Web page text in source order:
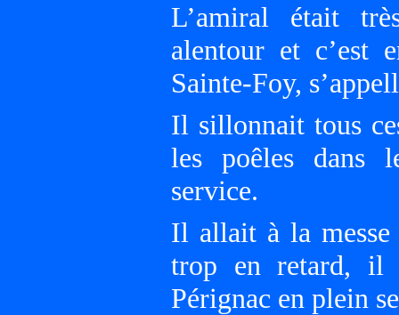
L’amiral était
alentour et c’est
Sainte-Foy,
Il sillonnait tous
les poêles dans
service.
Il allait à la messe
trop en retard, il
Pérignac en plein